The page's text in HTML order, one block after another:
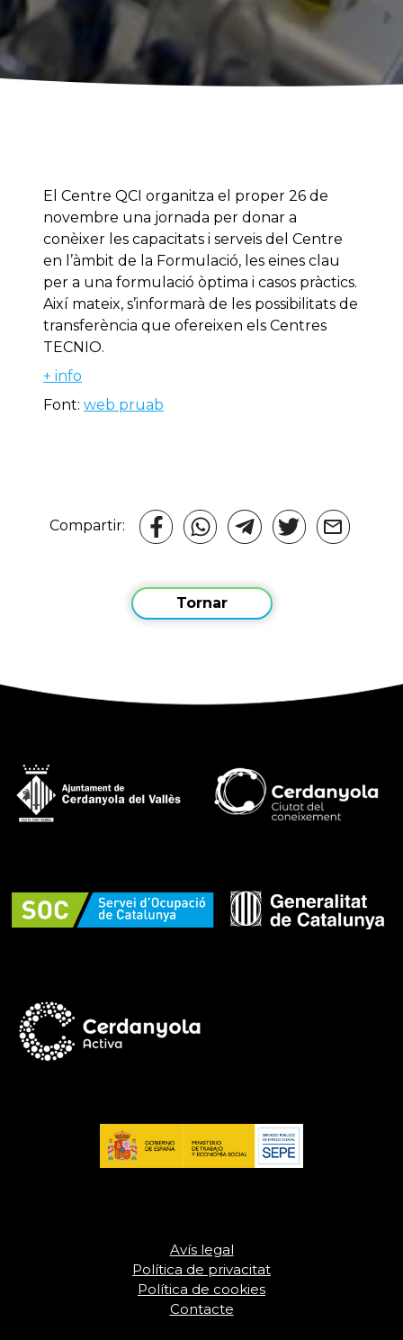
El Centre QCI organitza el proper 26 de
novembre una jornada per donar a
conèixer les capacitats i serveis del Centre
en l’àmbit de la Formulació, les eines clau
per a una formulació òptima i casos pràctics.
Així mateix, s’informarà de les possibilitats de
transferència que ofereixen els Centres
TECNIO.
+ info
Font: web pruab
Compartir:
Tornar
Avís legal
Política de privacitat
Política de cookies
Contacte